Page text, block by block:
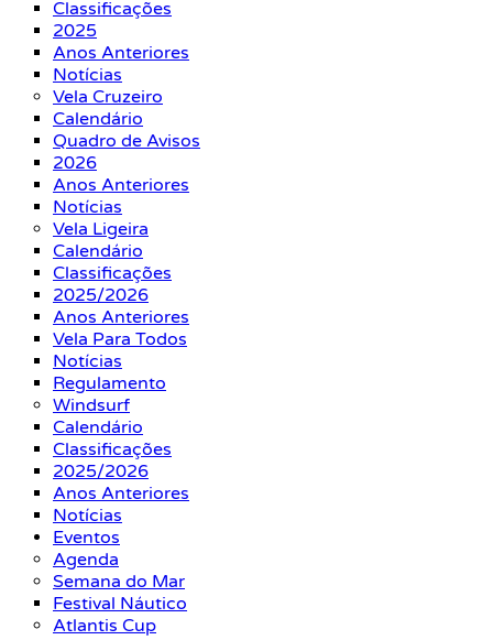
Classificações
2025
Anos Anteriores
Notícias
Vela Cruzeiro
Calendário
Quadro de Avisos
2026
Anos Anteriores
Notícias
Vela Ligeira
Calendário
Classificações
2025/2026
Anos Anteriores
Vela Para Todos
Notícias
Regulamento
Windsurf
Calendário
Classificações
2025/2026
Anos Anteriores
Notícias
Eventos
Agenda
Semana do Mar
Festival Náutico
Atlantis Cup